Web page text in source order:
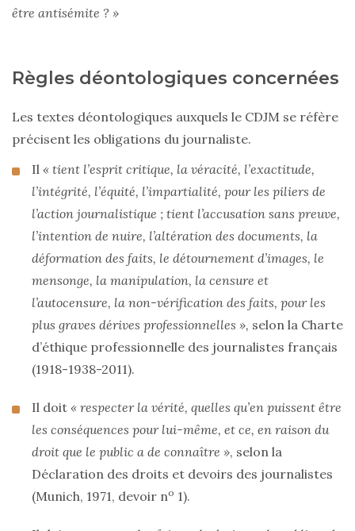
être antisémite ? »
Règles déontologiques concernées
Les textes déontologiques auxquels le CDJM se réfère
précisent les obligations du journaliste.
Il « tient l’esprit critique, la véracité, l’exactitude,
l’intégrité, l’équité, l’impartialité, pour les piliers de
l’action journalistique ; tient l’accusation sans preuve,
l’intention de nuire, l’altération des documents, la
déformation des faits, le détournement d’images, le
mensonge, la manipulation, la censure et
l’autocensure, la non-vérification des faits, pour les
plus graves dérives professionnelles », selon la Charte
d’éthique professionnelle des journalistes français
(1918-1938-2011).
Il doit « respecter la vérité, quelles qu’en puissent être
les conséquences pour lui-même, et ce, en raison du
droit que le public a de connaître », selon la
Déclaration des droits et devoirs des journalistes
(Munich, 1971, devoir no 1).